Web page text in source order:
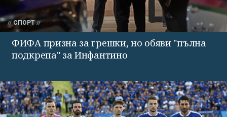
СПОРТ
ФИФА призна за грешки, но обяви "пълна
подкрепа" за Инфантино